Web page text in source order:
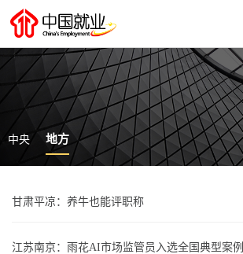
中央 地方
甘肃平凉：养牛也能评职称
江苏南京：雨花AI市场监管员入选全国典型案例